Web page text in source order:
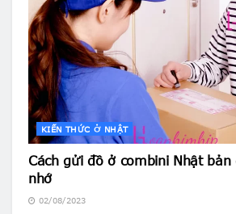
KIẾN THỨC Ở NHẬT
Cách gửi đồ ở combini Nhật bản
nhớ
02/08/2023